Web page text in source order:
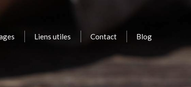
Liens utiles Contact Blog